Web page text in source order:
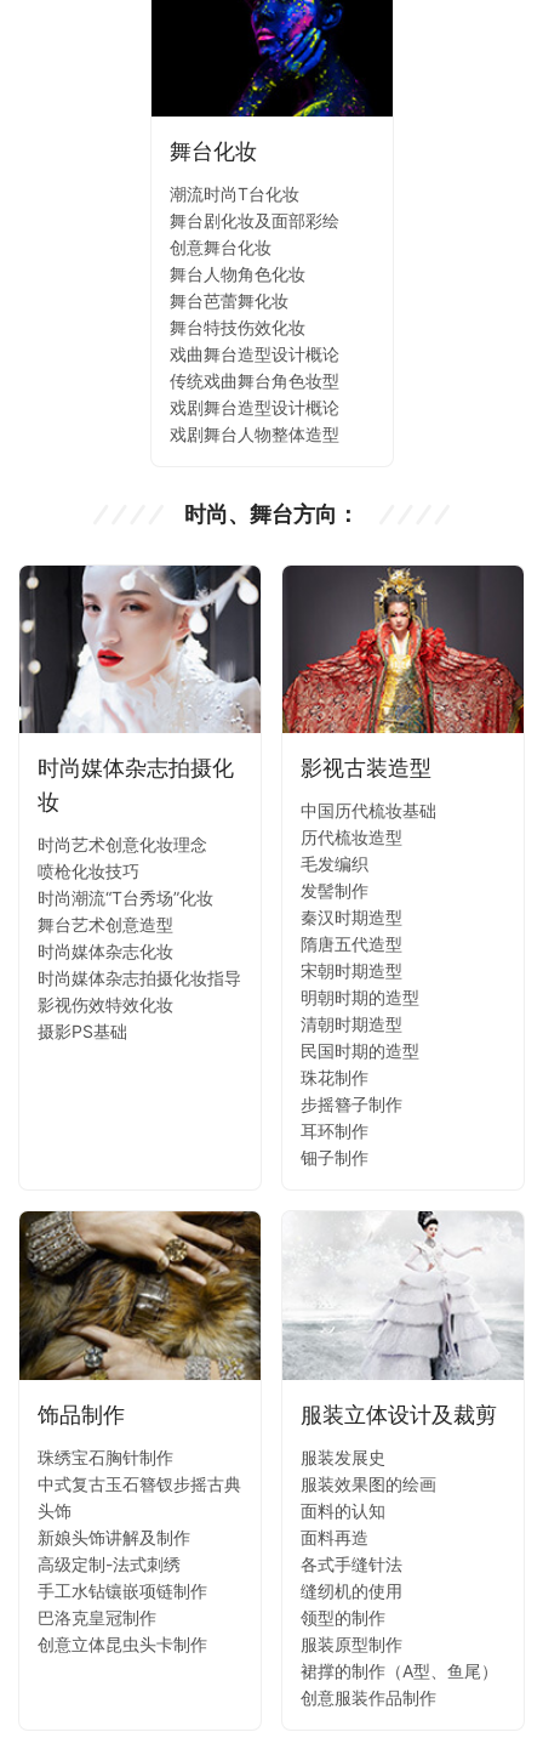
舞台化妆
潮流时尚T台化妆
舞台剧化妆及面部彩绘
创意舞台化妆
舞台人物角色化妆
舞台芭蕾舞化妆
舞台特技伤效化妆
戏曲舞台造型设计概论
传统戏曲舞台角色妆型
戏剧舞台造型设计概论
戏剧舞台人物整体造型
时尚、舞台方向：
时尚媒体杂志拍摄化
妆
时尚艺术创意化妆理念
喷枪化妆技巧
时尚潮流“T台秀场”化妆
舞台艺术创意造型
时尚媒体杂志化妆
时尚媒体杂志拍摄化妆指导
影视伤效特效化妆
摄影PS基础
影视古装造型
中国历代梳妆基础
历代梳妆造型
毛发编织
发髻制作
秦汉时期造型
隋唐五代造型
宋朝时期造型
明朝时期的造型
清朝时期造型
民国时期的造型
珠花制作
步摇簪子制作
耳环制作
钿子制作
饰品制作
珠绣宝石胸针制作
中式复古玉石簪钗步摇古典
头饰
新娘头饰讲解及制作
高级定制-法式刺绣
手工水钻镶嵌项链制作
巴洛克皇冠制作
创意立体昆虫头卡制作
服装立体设计及裁剪
服装发展史
服装效果图的绘画
面料的认知
面料再造
各式手缝针法
缝纫机的使用
领型的制作
服装原型制作
裙撑的制作（A型、鱼尾）
创意服装作品制作